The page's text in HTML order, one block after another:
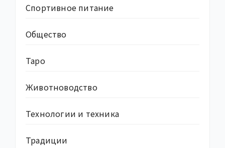
Спортивное питание
Общество
Таро
Животноводство
Технологии и техника
Традиции